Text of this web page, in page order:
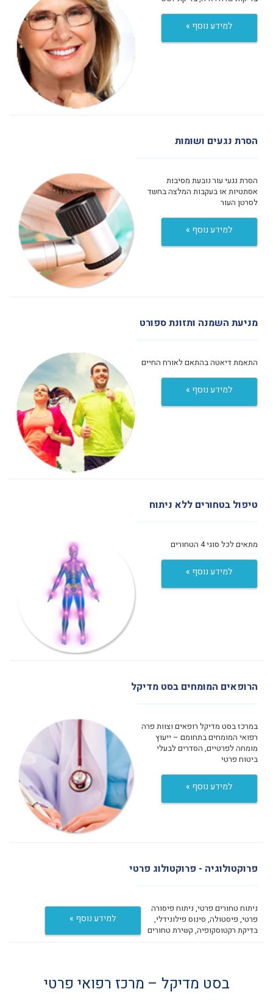
למידע נוסף »
הסרת נגעים ושומות
הסרת נגעי עור נובעת מסיבות
אסתטיות או בעקבות המלצה בחשד
לסרטן העור
למידע נוסף »
מניעת השמנה ותזונת ספורט
התאמת דיאטה בהתאם לאורח החיים
למידע נוסף »
טיפול בטחורים ללא ניתוח
מתאים לכל סוגי 4 הטחורים
למידע נוסף »
הרופאים המומחים בסט מדיקל
במרכז בסט מדיקל רופאים וצוות פרה
רפואי המומחים בתחומם – ייעוץ
מומחה לפרטיים, הסדרים לבעלי
ביטוח פרטי
למידע נוסף »
פרוקטולוגיה - פרוקטולוג פרטי
ניתוח טחורים פרטי, ניתוח פיסורה
פרטי, פיסטולה, סינוס פילונידלי,
בדיקת רקטוסקופיה, קשירת טחורים
למידע נוסף »
בסט מדיקל – מרכז רפואי פרטי